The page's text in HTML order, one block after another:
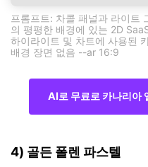
프롬프트: 차콜 패널과 라이트
의 평평한 배경에 있는 2D
하이라이트 및 차트에 사용된
배경 장면 없음 --ar 16:9
AI로 무료로 카나리아
4) 골든 폴렌 파스텔